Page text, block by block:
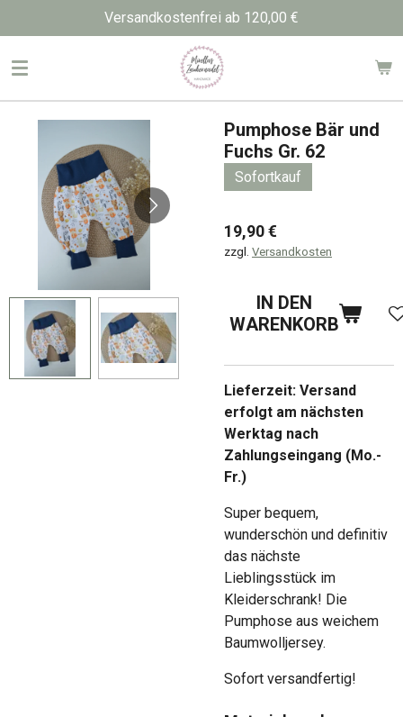
Hauptinhalt
springen
Versandkostenfrei ab 120,00 €
Pumphose Bär und
Fuchs Gr. 62
Sofortkauf
19,90 €
zzgl. Versandkosten
IN DEN
WARENKORB
Lieferzeit: Versand
erfolgt am nächsten
Werktag nach
Zahlungseingang (Mo.-
Fr.)
Super bequem,
wunderschön und definitiv
das nächste
Lieblingsstück im
Kleiderschrank! Die
Pumphose aus weichem
Baumwolljersey.
Sofort versandfertig!